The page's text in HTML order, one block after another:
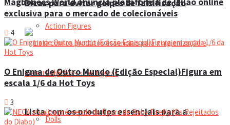
Action Figures
Coleção
Dolls
Dicas para evitar golpes de falsificação
Lista com os produtos essenciais para a
exclusiva para o mercado de colecionáveis
4
O Enigma de Outro Mundo (Edição Especial)Figura em
escala 1/6 da Hot Toys
3